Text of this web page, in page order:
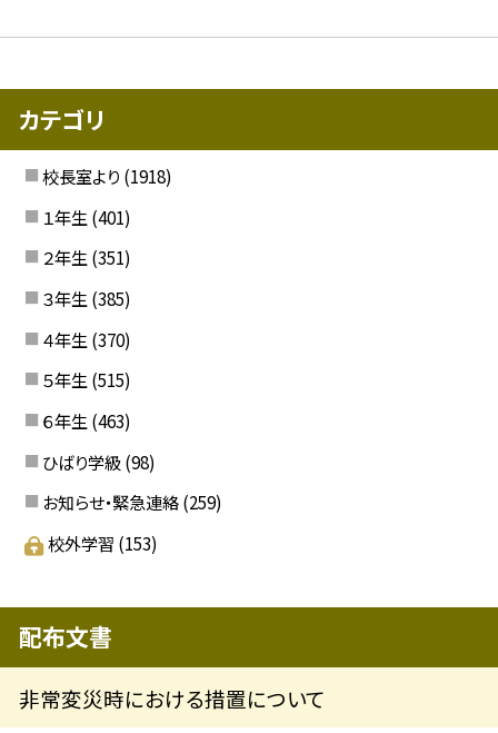
カテゴリ
校長室より (1918)
１年生 (401)
２年生 (351)
３年生 (385)
４年生 (370)
５年生 (515)
６年生 (463)
ひばり学級 (98)
お知らせ・緊急連絡 (259)
校外学習 (153)
配布文書
非常変災時における措置について